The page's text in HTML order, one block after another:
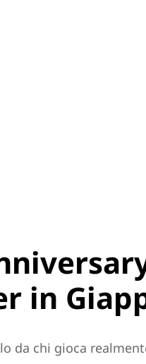
in
da chi gioca